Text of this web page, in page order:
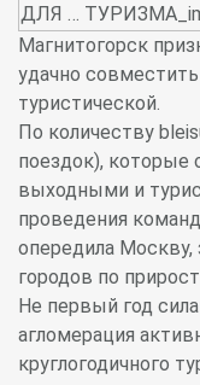
Магнитогорск
удачно
туристической.
По количеству
поездок), которые
выходными и
проведения
опередила
городов по
Не первый год
агломерация
круглогодичного